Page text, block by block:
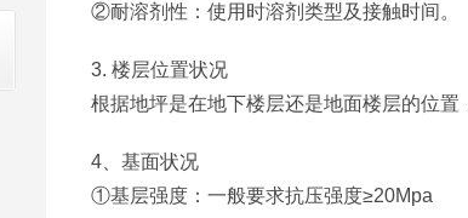
②耐溶剂性：使用时溶剂类型及接触时间。
3. 楼层位置状况
根据地坪是在地下楼层还是地面楼层的位
4、基面状况
①基层强度：一般要求抗压强度≥20Mpa